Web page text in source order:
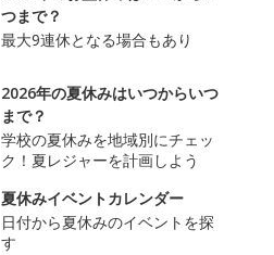
つまで？
最大9連休となる場合もあり
2026年の夏休みはいつからいつ
まで？
学校の夏休みを地域別にチェッ
ク！夏レジャーを計画しよう
夏休みイベントカレンダー
日付から夏休みのイベントを探
す